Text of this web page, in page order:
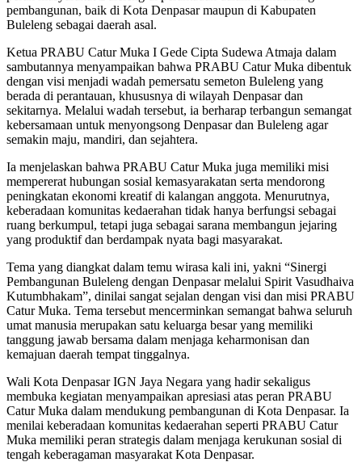
pembangunan, baik di Kota Denpasar maupun di Kabupaten
Buleleng sebagai daerah asal.
Ketua PRABU Catur Muka I Gede Cipta Sudewa Atmaja dalam
sambutannya menyampaikan bahwa PRABU Catur Muka dibentuk
dengan visi menjadi wadah pemersatu semeton Buleleng yang
berada di perantauan, khususnya di wilayah Denpasar dan
sekitarnya. Melalui wadah tersebut, ia berharap terbangun semangat
kebersamaan untuk menyongsong Denpasar dan Buleleng agar
semakin maju, mandiri, dan sejahtera.
Ia menjelaskan bahwa PRABU Catur Muka juga memiliki misi
mempererat hubungan sosial kemasyarakatan serta mendorong
peningkatan ekonomi kreatif di kalangan anggota. Menurutnya,
keberadaan komunitas kedaerahan tidak hanya berfungsi sebagai
ruang berkumpul, tetapi juga sebagai sarana membangun jejaring
yang produktif dan berdampak nyata bagi masyarakat.
Tema yang diangkat dalam temu wirasa kali ini, yakni “Sinergi
Pembangunan Buleleng dengan Denpasar melalui Spirit Vasudhaiva
Kutumbhakam”, dinilai sangat sejalan dengan visi dan misi PRABU
Catur Muka. Tema tersebut mencerminkan semangat bahwa seluruh
umat manusia merupakan satu keluarga besar yang memiliki
tanggung jawab bersama dalam menjaga keharmonisan dan
kemajuan daerah tempat tinggalnya.
Wali Kota Denpasar IGN Jaya Negara yang hadir sekaligus
membuka kegiatan menyampaikan apresiasi atas peran PRABU
Catur Muka dalam mendukung pembangunan di Kota Denpasar. Ia
menilai keberadaan komunitas kedaerahan seperti PRABU Catur
Muka memiliki peran strategis dalam menjaga kerukunan sosial di
tengah keberagaman masyarakat Kota Denpasar.